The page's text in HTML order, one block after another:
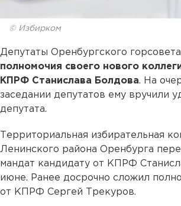
© Избирком
Депутаты Оренбургского
полномочия своего нового
КПРФ Станислава Болдова. На
заседании депутатов ему вручили
депутата.
Территориальная избирательная
Ленинского района Оренбурга
мандат кандидату от КПРФ
июне. Ранее досрочно сложил
от КПРФ Сергей Трекуров.